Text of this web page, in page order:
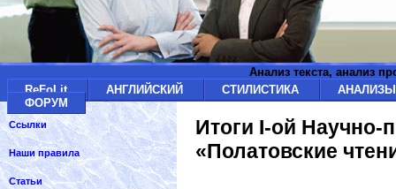
Анализ текста, анализ
ReFoLit
АНГЛИЙСКИЙ СТИЛИСТИКА
ФОРУМ
Итоги I-ой Научно-
«Полатовские
Ссылки
Наши правила
Статьи